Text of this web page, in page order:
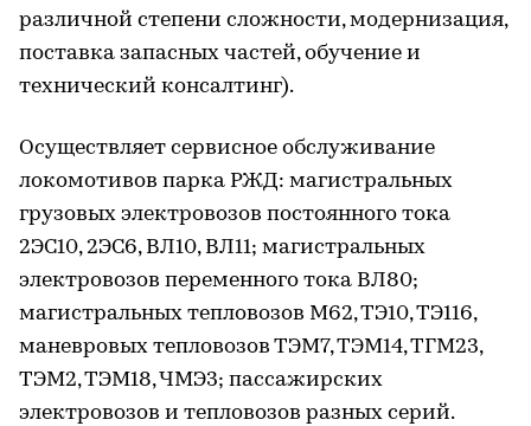
различной степени сложности, модернизация,
поставка запасных частей, обучение и
технический консалтинг).
Осуществляет сервисное обслуживание
локомотивов парка РЖД: магистральных
грузовых электровозов постоянного тока
2ЭС10, 2ЭС6, ВЛ10, ВЛ11; магистральных
электровозов переменного тока ВЛ80;
магистральных тепловозов М62, ТЭ10, ТЭ116,
маневровых тепловозов ТЭМ7, ТЭМ14, ТГМ23,
ТЭМ2, ТЭМ18, ЧМЭ3; пассажирских
электровозов и тепловозов разных серий.